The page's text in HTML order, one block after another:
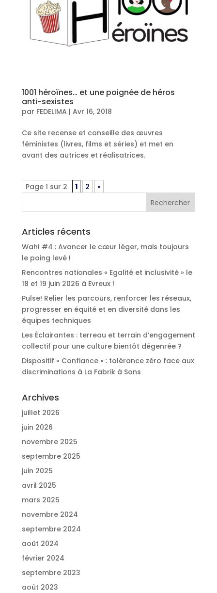
1001 héroïnes… et une poignée de héros
anti-sexistes
par FEDELIMA | Avr 16, 2018
Ce site recense et conseille des œuvres
féministes (livres, films et séries) et met en
avant des autrices et réalisatrices.
Page 1 sur 2 1 2 »
Articles récents
Wah! #4 : Avancer le cœur léger, mais toujours
le poing levé !
Rencontres nationales « Egalité et inclusivité » le
18 et 19 juin 2026 à Evreux !
Pulse! Relier les parcours, renforcer les réseaux,
progresser en équité et en diversité dans les
équipes techniques
Les Éclairantes : terreau et terrain d’engagement
collectif pour une culture bientôt dégenrée ?
Dispositif « Confiance » : tolérance zéro face aux
discriminations à La Fabrik à Sons
Archives
juillet 2026
juin 2026
novembre 2025
septembre 2025
juin 2025
avril 2025
mars 2025
novembre 2024
septembre 2024
août 2024
février 2024
septembre 2023
août 2023